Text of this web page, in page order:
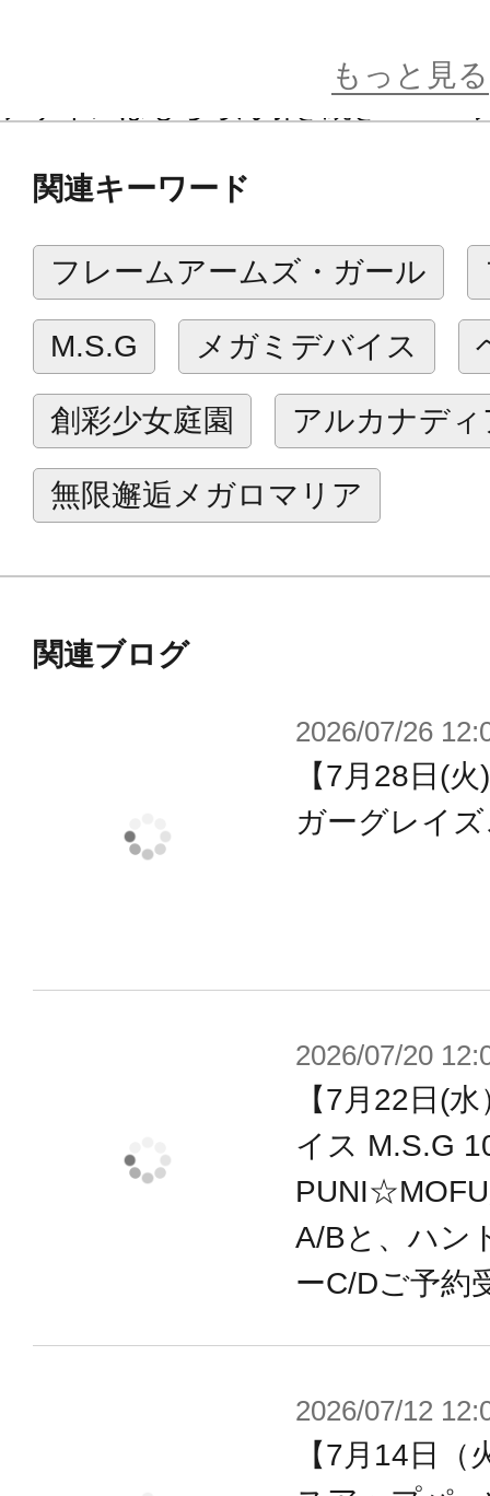
るで水着のような配色を楽しめるよ
スなイラストの魅力を最大限に引き
【付属品/ギミック】
・BLADE氏によって新たに描き起
種付属。
・腕のマークや各部差し色用のシー
・ピュアなプロポーションを楽しめ
パーツを取り付けた「武装モード」
くシルエットを変えて楽しめます。
・メインウェポンの「ゆうわくお姉
ンポーズを取らせることができます
「素体モード」をパーツ差し替えで
・“マシニーカシリーズ”素体驚異の
ズや座りポーズが自然にキマります
既存『M.S.G』『フレームアームズ
ール』『ヘキサギア』『創彩少女庭
『メガロマリア』シリーズ等と各部
全高14cmの自立型フィギュアロボ
しむように作って、改造して、戦わ
のバトルホビー”を想定したプラモ
シリーズ”をコアとし、キャラクタ
ザイナーが手掛けてまいります。
もっと見る
関連キーワード
フレームアームズ・ガール
M.S.G メガミデバイス
創彩少女庭園 アルカナディ
無限邂逅メガロマリア
関連ブログ
2026/07/26
【7月28日(
ガーグレイ
2026/07/20
【7月22日(
イス M.S.G
A/Bと、ハン
ーC/Dご予約
2026/07/12
【7月14日